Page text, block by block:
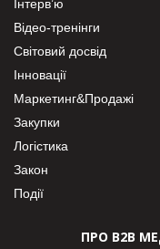
Інтерв’ю
Відео-тренінги
Світовий досвід
Інновації
Маркетинг&Продажі
Закупки
Логістика
Закон
Події
ПРО В2В